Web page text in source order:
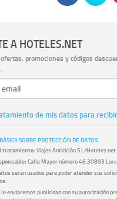
A HOTELES.NET
promociones y códigos
de mis datos para
SOBRE PROTECCIÓN DE DATOS
tratamiento: Viajes Anticiclón S.L/Hoteles.net
Calle Mayor número 46,30893
serán usados para poder atender sus
enviaremos publicidad con su autorización